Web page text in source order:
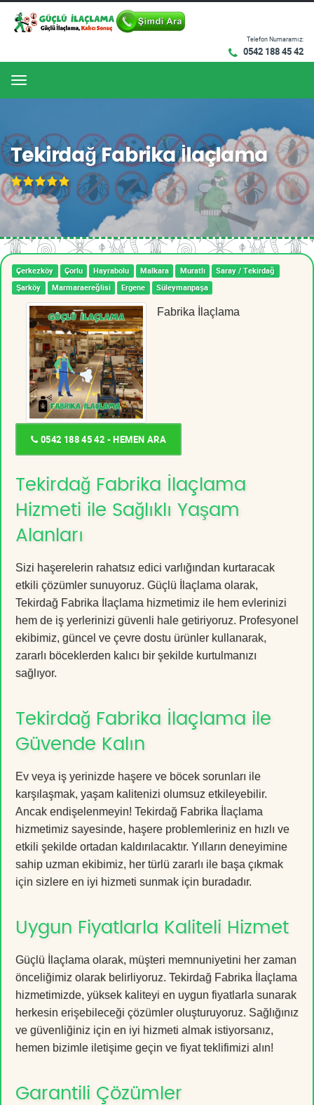
Telefon Numaramız:
0542 188 45 42
Menu
Tekirdağ Fabrika İlaçlama
Çerkezköy Çorlu Hayrabolu Malkara Muratlı
Saray / Tekirdağ
Şarköy
Marmaraereğlisi Ergene Süleymanpaşa
Fabrika İlaçlama
0542 188 45 42 - HEMEN ARA
Tekirdağ Fabrika İlaçlama
Hizmeti ile Sağlıklı Yaşam
Alanları
Sizi haşerelerin rahatsız edici varlığından kurtaracak
etkili çözümler sunuyoruz. Güçlü İlaçlama olarak,
Tekirdağ Fabrika İlaçlama hizmetimiz ile hem evlerinizi
hem de iş yerlerinizi güvenli hale getiriyoruz. Profesyonel
ekibimiz, güncel ve çevre dostu ürünler kullanarak,
zararlı böceklerden kalıcı bir şekilde kurtulmanızı
sağlıyor.
Tekirdağ Fabrika İlaçlama ile
Güvende Kalın
Ev veya iş yerinizde haşere ve böcek sorunları ile
karşılaşmak, yaşam kalitenizi olumsuz etkileyebilir.
Ancak endişelenmeyin! Tekirdağ Fabrika İlaçlama
hizmetimiz sayesinde, haşere problemleriniz en hızlı ve
etkili şekilde ortadan kaldırılacaktır. Yılların deneyimine
sahip uzman ekibimiz, her türlü zararlı ile başa çıkmak
için sizlere en iyi hizmeti sunmak için buradadır.
Uygun Fiyatlarla Kaliteli Hizmet
Güçlü İlaçlama olarak, müşteri memnuniyetini her zaman
önceliğimiz olarak belirliyoruz. Tekirdağ Fabrika İlaçlama
hizmetimizde, yüksek kaliteyi en uygun fiyatlarla sunarak
herkesin erişebileceği çözümler oluşturuyoruz. Sağlığınız
ve güvenliğiniz için en iyi hizmeti almak istiyorsanız,
hemen bizimle iletişime geçin ve fiyat teklifimizi alın!
Garantili Çözümler